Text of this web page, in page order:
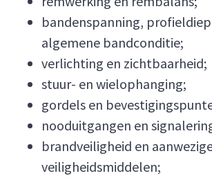
bandenspanning,
algemene bandconditie;
verlichting en zichtbaarheid;
stuur- en wielophanging;
gordels en
nooduitgangen en
brandveiligheid en
veiligheidsmiddelen;